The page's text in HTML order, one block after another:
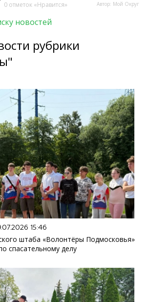
0 отметок «Нравится» Автор: Мой Округ
новостей
рубрики
15:46
штаба «Волонтёры Подмосковья»
спасательному делу